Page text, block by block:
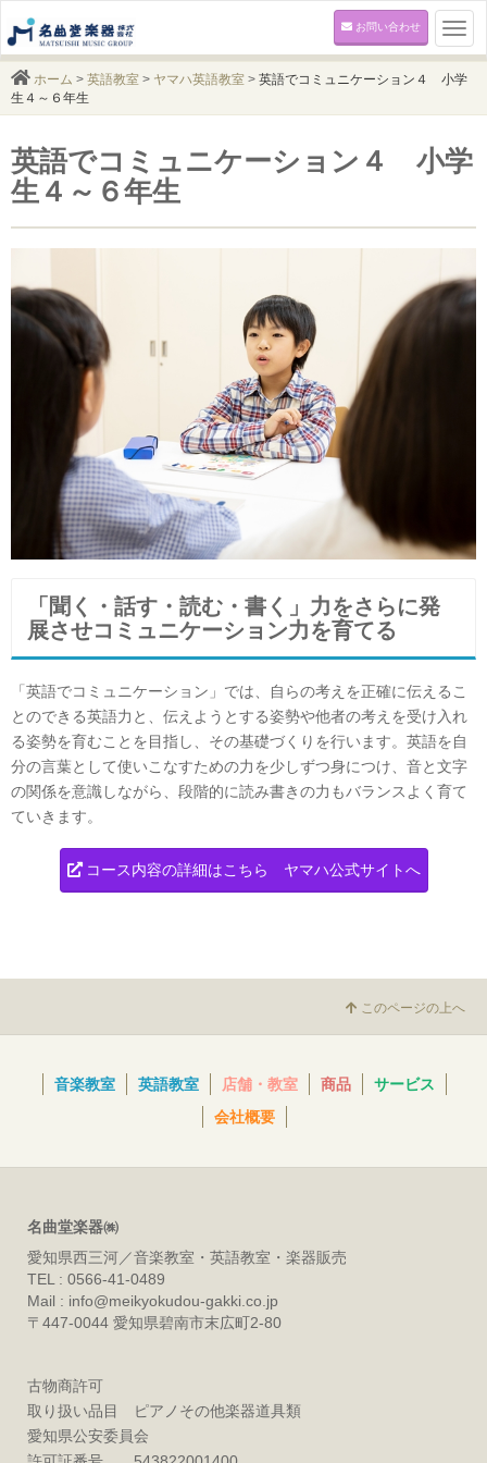
お問い合わせ
ホーム > 英語教室 > ヤマハ英語教室 > 英語でコミュニケーション４ 小学
生４～６年生
英語でコミュニケーション４ 小学
生４～６年生
「聞く・話す・読む・書く」力をさらに発
展させコミュニケーション力を育てる
「英語でコミュニケーション」では、自らの考えを正確に伝えるこ
とのできる英語力と、伝えようとする姿勢や他者の考えを受け入れ
る姿勢を育むことを目指し、その基礎づくりを行います。英語を自
分の言葉として使いこなすための力を少しずつ身につけ、音と文字
の関係を意識しながら、段階的に読み書きの力もバランスよく育て
ていきます。
コース内容の詳細はこちら ヤマハ公式サイトへ
このページの上へ
音楽教室 英語教室 店舗・教室 商品
サービス
会社概要
名曲堂楽器㈱
愛知県西三河／音楽教室・英語教室・楽器販売
TEL : 0566-41-0489
Mail : info@meikyokudou-gakki.co.jp
〒447-0044 愛知県碧南市末広町2-80
古物商許可
取り扱い品目 ピアノその他楽器道具類
愛知県公安委員会